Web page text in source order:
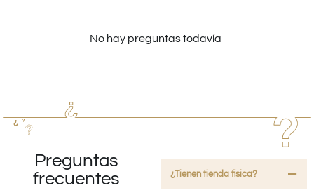
No hay preguntas todavía
Preguntas
frecuentes
¿Tienen tienda fisica?